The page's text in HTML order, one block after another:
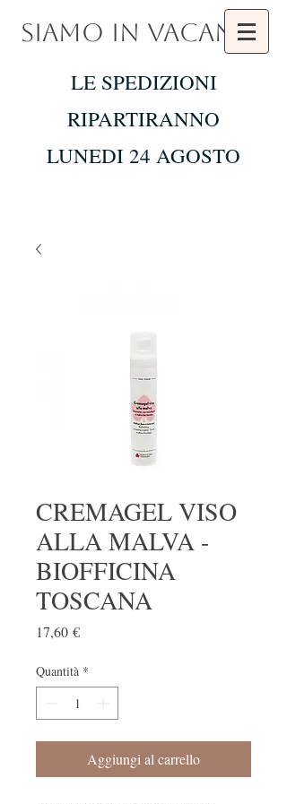
SIAMO IN VACANZA
LE SPEDIZIONI
RIPARTIRANNO
LUNEDI 24 AGOSTO
CREMAGEL VISO
ALLA MALVA -
BIOFFICINA
TOSCANA
17,60 €Prezzo
Quantità *
Aggiungi al carrello